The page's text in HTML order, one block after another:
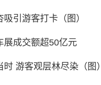
引游客打卡（图）
展成交额超50亿元
游客观层林尽染（图）